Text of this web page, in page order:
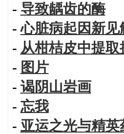
- 导致龋齿的酶
-心脏病起因新见
- 从柑桔皮中提取
- 图片
- 谒阴山岩画
- 忘我
- 亚运之光与精英